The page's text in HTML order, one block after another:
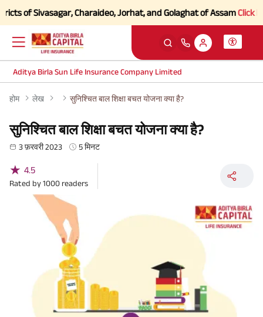
Charaideo, Jorhat, and Golaghat of AssamClick here to
Aditya Birla Sun Life Insurance Company Limited
होम लेख सुनिश्चित बाल शिक्षा बचत योजना क्या है?
सुनिश्चित बाल शिक्षा बचत योजना क्या है?
3 फ़रवरी 2023 5 मिनट
★ 4.5
Rated by1000 readers